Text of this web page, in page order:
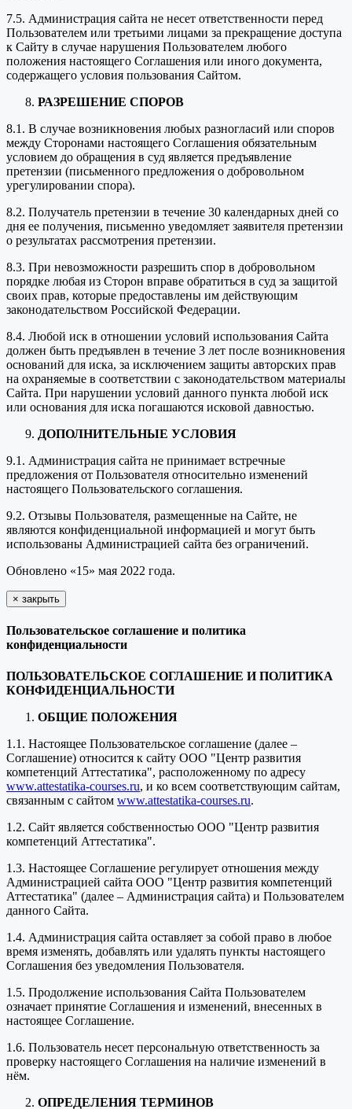
7.5. Администрация сайта не несет ответственности перед
Пользователем или третьими лицами за прекращение доступа
к Сайту в случае нарушения Пользователем любого
положения настоящего Соглашения или иного документа,
содержащего условия пользования Сайтом.
РАЗРЕШЕНИЕ СПОРОВ
8.1. В случае возникновения любых разногласий или споров
между Сторонами настоящего Соглашения обязательным
условием до обращения в суд является предъявление
претензии (письменного предложения о добровольном
урегулировании спора).
8.2. Получатель претензии в течение 30 календарных дней со
дня ее получения, письменно уведомляет заявителя претензии
о результатах рассмотрения претензии.
8.3. При невозможности разрешить спор в добровольном
порядке любая из Сторон вправе обратиться в суд за защитой
своих прав, которые предоставлены им действующим
законодательством Российской Федерации.
8.4. Любой иск в отношении условий использования Сайта
должен быть предъявлен в течение 3 лет после возникновения
оснований для иска, за исключением защиты авторских прав
на охраняемые в соответствии с законодательством материалы
Сайта. При нарушении условий данного пункта любой иск
или основания для иска погашаются исковой давностью.
ДОПОЛНИТЕЛЬНЫЕ УСЛОВИЯ
9.1. Администрация сайта не принимает встречные
предложения от Пользователя относительно изменений
настоящего Пользовательского соглашения.
9.2. Отзывы Пользователя, размещенные на Сайте, не
являются конфиденциальной информацией и могут быть
использованы Администрацией сайта без ограничений.
Обновлено «15» мая 2022 года.
× закрыть
Пользовательское соглашение и политика
конфиденциальности
ПОЛЬЗОВАТЕЛЬСКОЕ СОГЛАШЕНИЕ И ПОЛИТИКА
КОНФИДЕНЦИАЛЬНОСТИ
ОБЩИЕ ПОЛОЖЕНИЯ
1.1. Настоящее Пользовательское соглашение (далее –
Соглашение) относится к сайту ООО "Центр развития
компетенций Аттестатика", расположенному по адресу
www.attestatika-courses.ru, и ко всем соответствующим сайтам,
связанным с сайтом www.attestatika-courses.ru.
1.2. Сайт является собственностью ООО "Центр развития
компетенций Аттестатика".
1.3. Настоящее Соглашение регулирует отношения между
Администрацией сайта ООО "Центр развития компетенций
Аттестатика" (далее – Администрация сайта) и Пользователем
данного Сайта.
1.4. Администрация сайта оставляет за собой право в любое
время изменять, добавлять или удалять пункты настоящего
Соглашения без уведомления Пользователя.
1.5. Продолжение использования Сайта Пользователем
означает принятие Соглашения и изменений, внесенных в
настоящее Соглашение.
1.6. Пользователь несет персональную ответственность за
проверку настоящего Соглашения на наличие изменений в
нём.
ОПРЕДЕЛЕНИЯ ТЕРМИНОВ